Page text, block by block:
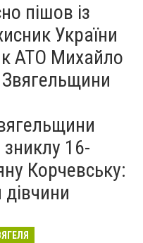
пішов із
України
АТО Михайло
Звягельщини
16-
Корчевську: